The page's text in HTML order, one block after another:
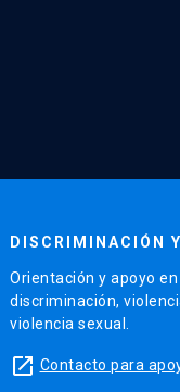
DISCRIMINACIÓN
Orientación y apoyo
discriminación,
violencia sexual.
launch Contacto para